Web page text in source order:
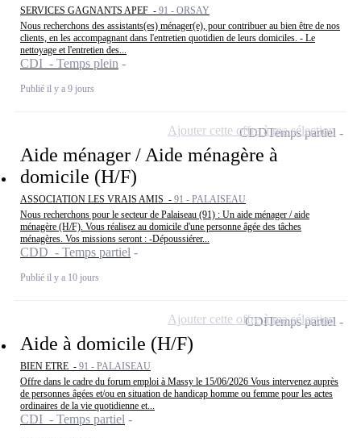
SERVICES GAGNANTS APEF - 91 - ORSAY
Nous recherchons des assistants(es) ménager(e), pour contribuer au bien être de nos
clients, en les accompagnant dans l'entretien quotidien de leurs domiciles. - Le
nettoyage et l'entretien des...
CDI - Temps plein
Publié il y a 9 jours
Aide ménager / Aide ménagère à
domicile (H/F)
ASSOCIATION LES VRAIS AMIS - 91 - PALAISEAU
Nous recherchons pour le secteur de Palaiseau (91) : Un aide ménager / aide
ménagère (H/F). Vous réalisez au domicile d'une personne âgée des tâches
ménagères. Vos missions seront : -Dépoussiérer...
CDD - Temps partiel
Publié il y a 10 jours
CDDTemps partiel
Ajouter cette offre à ma sélection
Aide à domicile (H/F)
BIEN ETRE - 91 - PALAISEAU
Offre dans le cadre du forum emploi à Massy le 15/06/2026 Vous intervenez auprès
de personnes âgées et/ou en situation de handicap homme ou femme pour les actes
ordinaires de la vie quotidienne et...
CDI - Temps partiel
CDITemps partiel
Ajouter cette offre à ma sélection